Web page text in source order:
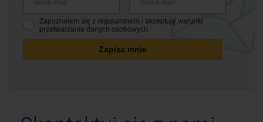
Zapoznałem się z regulaminem i akceptuję warunki
przetwarzania danych osobowych.
Zapisz mnie